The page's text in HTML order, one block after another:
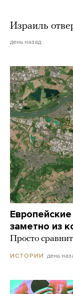
Израиль
день назад
заметно из
Просто
ИСТОРИИ день